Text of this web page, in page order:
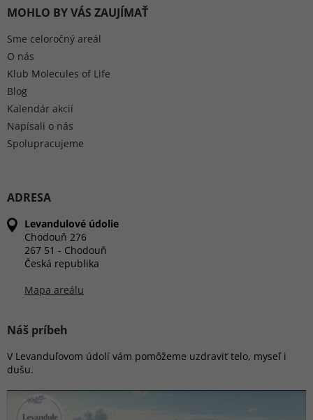
MOHLO BY VÁS ZAUJÍMAŤ
Sme celoročný areál
O nás
Klub Molecules of Life
Blog
Kalendár akcií
Napísali o nás
Spolupracujeme
ADRESA
Levandulové údolie
Chodouň 276
267 51 - Chodouň
Česká republika
Mapa areálu
Náš príbeh
V Levanduľovom údolí vám pomôžeme uzdraviť telo, myseľ i
dušu.